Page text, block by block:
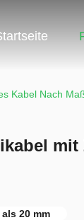
Kabel Nach
20 mm